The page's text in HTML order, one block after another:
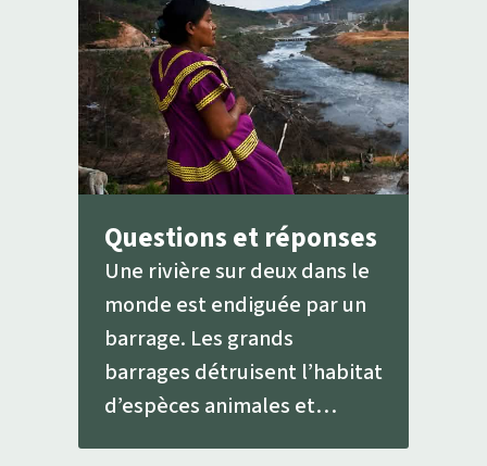
Questions et réponses
Une rivière sur deux dans le
monde est endiguée par un
barrage. Les grands
barrages détruisent l’habitat
d’espèces animales et